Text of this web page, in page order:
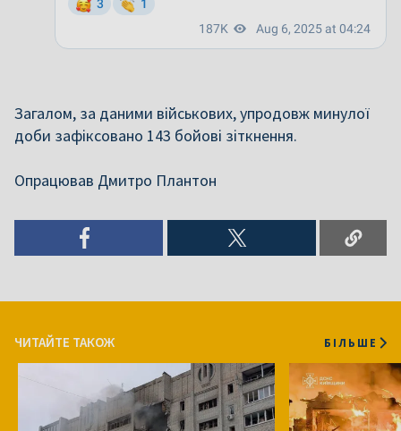
Загалом, за даними військових, упродовж минулої
доби зафіксовано 143 бойові зіткнення.
Опрацював Дмитро Плантон
ЧИТАЙТЕ ТАКОЖ БІЛЬШЕ